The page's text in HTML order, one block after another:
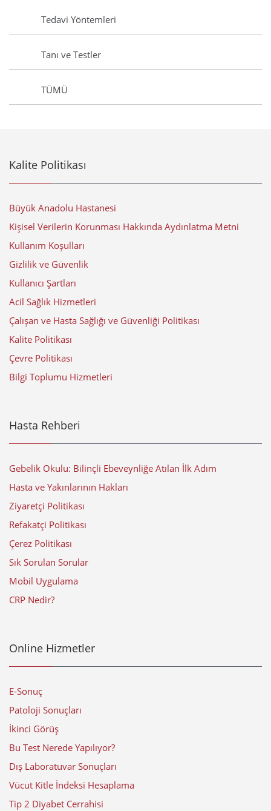
Tedavi Yöntemleri
Tanı ve Testler
TÜMÜ
Kalite Politikası
Büyük Anadolu Hastanesi
Kişisel Verilerin Korunması Hakkında Aydınlatma Metni
Kullanım Koşulları
Gizlilik ve Güvenlik
Kullanıcı Şartları
Acil Sağlık Hizmetleri
Çalışan ve Hasta Sağlığı ve Güvenliği Politikası
Kalite Politikası
Çevre Politikası
Bilgi Toplumu Hizmetleri
Hasta Rehberi
Gebelik Okulu: Bilinçli Ebeveynliğe Atılan İlk Adım
Hasta ve Yakınlarının Hakları
Ziyaretçi Politikası
Refakatçi Politikası
Çerez Politikası
Sık Sorulan Sorular
Mobil Uygulama
CRP Nedir?
Online Hizmetler
E-Sonuç
Patoloji Sonuçları
İkinci Görüş
Bu Test Nerede Yapılıyor?
Dış Laboratuvar Sonuçları
Vücut Kitle İndeksi Hesaplama
Tip 2 Diyabet Cerrahisi